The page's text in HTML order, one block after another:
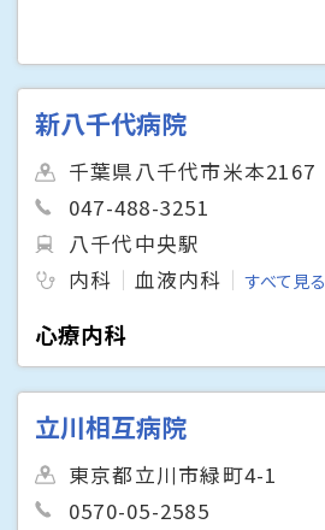
新八千代病院
千葉県八千代市米本2167
047-488-3251
八千代中央駅
内科
血液内科 すべて見る
心療内科
立川相互病院
東京都立川市緑町4-1
0570-05-2585